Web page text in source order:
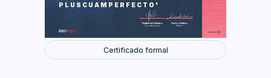
PLUSCUAMPERFECTO'
Guilherme Silveira
Coordenador
Carlos Felício
Diretor
Certificado formal